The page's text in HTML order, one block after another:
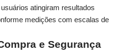
atingiram resultados
medições com escalas de
e Segurança